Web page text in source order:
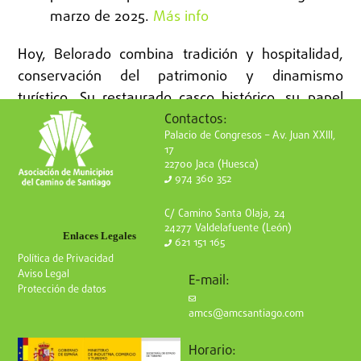
marzo de 2025. Más info
Hoy, Belorado combina tradición y hospitalidad,
conservación del patrimonio y dinamismo
turístico. Su restaurado casco histórico, su papel
como etapa del Camino, su atractivo para
ecoturismo y sus eventos culturales lo convierten
en un destino que mira al pasado con orgullo y al
futuro con esperanza.
www.belorado.es
Enlaces Legales
Política de Privacidad
Aviso Legal
Protección de datos
Contactos:
Palacio de Congresos – Av. Juan XXIII,
17
22700 Jaca (Huesca)
974 360 352
C/ Camino Santa Olaja, 24
24277 Valdelafuente (León)
621 151 165
E-mail:
amcs@amcsantiago.com
Horario: